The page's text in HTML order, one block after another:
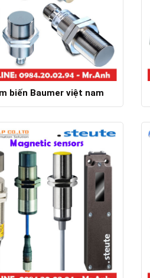
biến Baumer việt nam